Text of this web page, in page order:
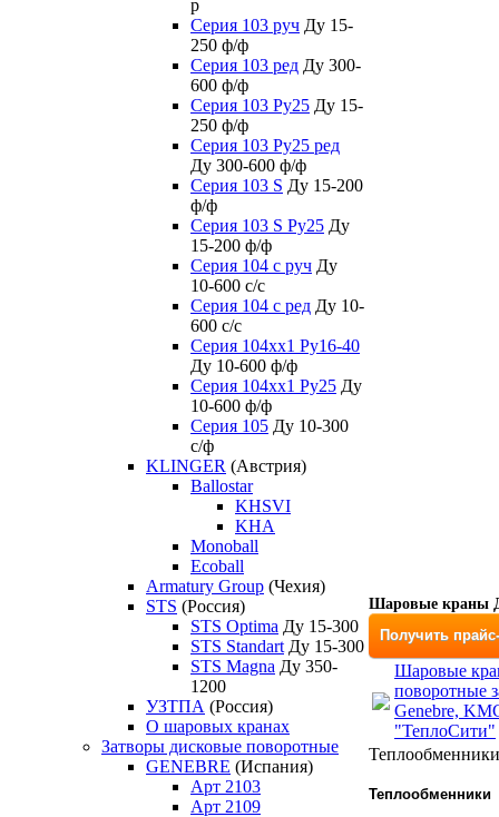
р
Серия 103 руч Ду 15-
250 ф/ф
Серия 103 ред Ду 300-
600 ф/ф
Серия 103 Ру25 Ду 15-
250 ф/ф
Серия 103 Ру25 ред
Ду 300-600 ф/ф
Серия 103 S Ду 15-200
ф/ф
Серия 103 S Ру25 Ду
15-200 ф/ф
Серия 104 с руч Ду
10-600 с/с
Серия 104 с ред Ду 10-
600 с/с
Серия 104xx1 Ру16-40
Ду 10-600 ф/ф
Серия 104xx1 Ру25 Ду
10-600 ф/ф
Серия 105 Ду 10-300
с/ф
KLINGER (Австрия)
Ballostar
KHSVI
KHA
Monoball
Ecoball
Armatury Group (Чехия)
STS (Россия)
STS Optima Ду 15-300
STS Standart Ду 15-300
STS Magna Ду 350-
1200
УЗТПА (Россия)
О шаровых кранах
Затворы дисковые поворотные
GENEBRE (Испания)
Арт 2103
Арт 2109
Шаровые краны
Получить
Шаровые
поворотные
Genebre,
"ТеплоСити"
Теплообменники
Теплообменники